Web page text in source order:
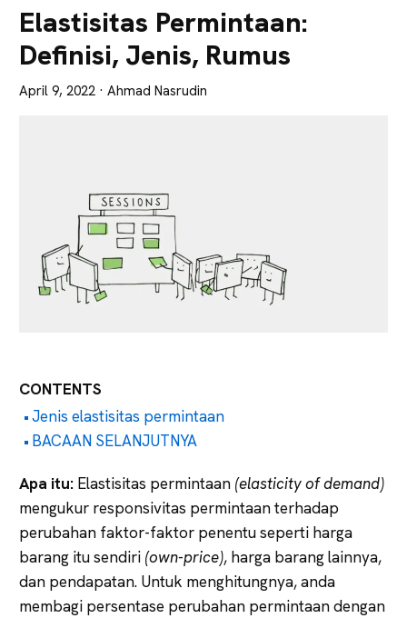
Tajam
Elastisitas Permintaan:
Definisi, Jenis, Rumus
April 9, 2022 · Ahmad Nasrudin
CONTENTS
Jenis elastisitas permintaan
BACAAN SELANJUTNYA
Apa itu: Elastisitas permintaan (elasticityofdemand)
mengukur responsivitas permintaan terhadap
perubahan faktor-faktor penentu seperti harga
barang itu sendiri (own-price), harga barang lainnya,
dan pendapatan. Untuk menghitungnya, anda
membagi persentase perubahan permintaan dengan